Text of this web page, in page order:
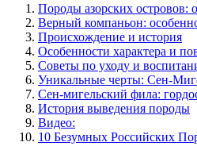
Породы азорских островов:
Верный компаньон:
Происхождение и история
Особенности характера и
Советы по уходу и
Уникальные черты: Сен-
Сен-мигельский фила:
История выведения породы
Видео:
10 Безумных Российских